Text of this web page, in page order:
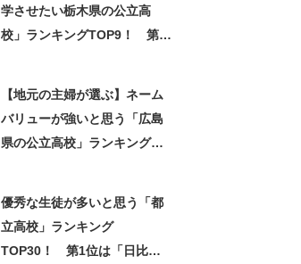
学させたい栃木県の公立高
校」ランキングTOP9！ 第1
【地元の主婦が選ぶ】ネーム
バリューが強いと思う「広島
県の公立高校」ランキング
優秀な生徒が多いと思う「都
立高校」ランキング
TOP30！ 第1位は「日比谷